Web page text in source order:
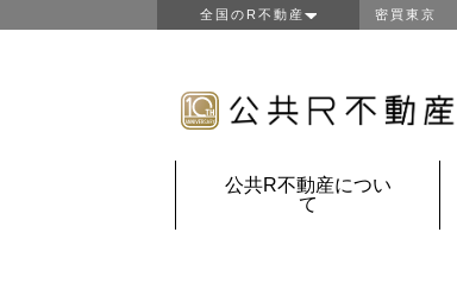
全国のR不動産
房総R不動産
鎌倉Ｒ不動産
京都Ｒ不動産
密買東京
公共R不動産につい
て